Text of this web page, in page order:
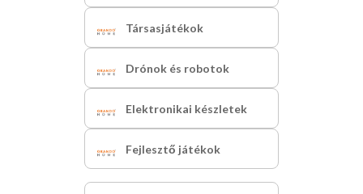
Társasjátékok
Drónok és robotok
Elektronikai készletek
Fejlesztő játékok